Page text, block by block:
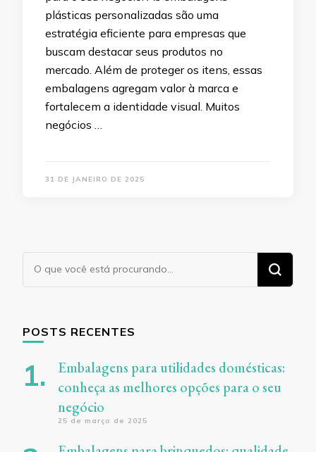
plásticas personalizadas são uma
estratégia eficiente para empresas que
buscam destacar seus produtos no
mercado. Além de proteger os itens, essas
embalagens agregam valor à marca e
fortalecem a identidade visual. Muitos
negócios …
31 DE JANEIRO DE 2025
Procurando
algo?
POSTS RECENTES
Embalagens para utilidades domésticas:
conheça as melhores opções para o seu
negócio
25 de março de 2025